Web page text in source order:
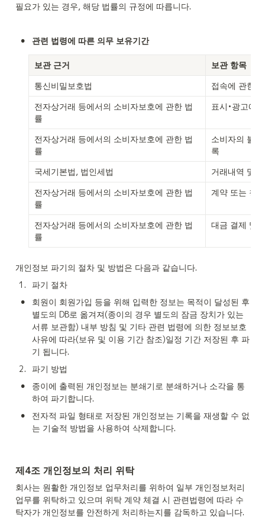
필요가 있는 경우, 해당 법률의 규정에 따릅니다.
• 관련 법령에 따른 의무 보유기간
보관 근거
보관 항목
통신비밀보호법
접속에 관한
전자상거래 등에서의 소비자보호에 관한 법
률
표시•광고에
전자상거래 등에서의 소비자보호에 관한 법
률
소비자의 불
록
국세기본법, 법인세법
거래내역 및
전자상거래 등에서의 소비자보호에 관한 법
률
계약 또는 청
전자상거래 등에서의 소비자보호에 관한 법
률
대금 결제 및
개인정보 파기의 절차 및 방법은 다음과 같습니다.
1 . 파기 절차
•
회원이 회원가입 등을 위해 입력한 정보는 목적이 달성된 후
별도의 DB로 옮겨져(종이의 경우 별도의 잠금 장치가 있는
서류 보관함) 내부 방침 및 기타 관련 법령에 의한 정보보호
사유에 따라(보유 및 이용 기간 참조)일정 기간 저장된 후 파
기 됩니다.
2. 파기 방법
•
종이에 출력된 개인정보는 분쇄기로 분쇄하거나 소각을 통
하여 파기합니다.
•
전자적 파일 형태로 저장된 개인정보는 기록을 재생할 수 없
는 기술적 방법을 사용하여 삭제합니다.
제4조 개인정보의 처리 위탁
회사는 원활한 개인정보 업무처리를 위하여 일부 개인정보처리
업무를 위탁하고 있으며 위탁 계약 체결 시 관련법령에 따라 수
탁자가 개인정보를 안전하게 처리하는지를 감독하고 있습니다.